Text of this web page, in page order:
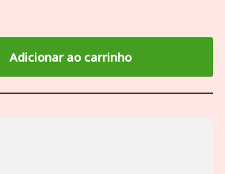
Adicionar ao carrinho